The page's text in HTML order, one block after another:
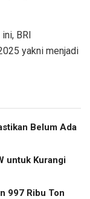
BRI
yakni menjadi
Belum Ada
untuk Kurangi
997 Ribu Ton